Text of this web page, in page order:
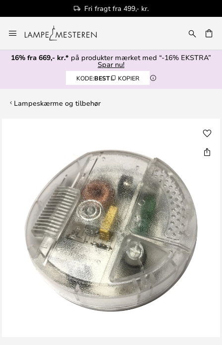
Fri fragt fra 499,- kr.
to
Content
16% fra 669,- kr.* på produkter mærket med “-16% EKSTRA”
Spar nu!
KODE:BEST KOPIER
Lampeskærme og tilbehør